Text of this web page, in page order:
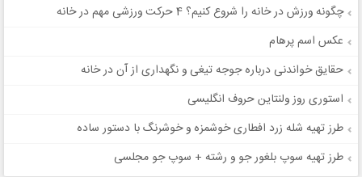
چگونه ورزش در خانه را شروع کنیم؟ 4 حرکت ورزشی مهم در خانه
عکس اسم پرهام
حقایق خواندنی درباره جوجه تیغی و نگهداری از آن در خانه
استوری روز ولنتاین حروف انگلیسی
طرز تهیه شله زرد افطاری خوشمزه و خوشرنگ با دستور ساده
طرز تهیه سوپ بلغور جو و رشته + سوپ جو مجلسی